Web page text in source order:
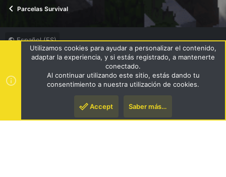
Parcelas Survival
Español (ES)
Términos y reglas
Política de privacidad Ayuda
R
S
Community platform by XenForo ® © 2010-2024 XenForo Ltd.
Utilizamos cookies para ayudar a personalizar el contenido,
adaptar la experiencia, y si estás registrado, a mantenerte
conectado.
Al continuar utilizando este sitio, estás dando tu
consentimiento a nuestra utilización de cookies.
Accept Saber más…